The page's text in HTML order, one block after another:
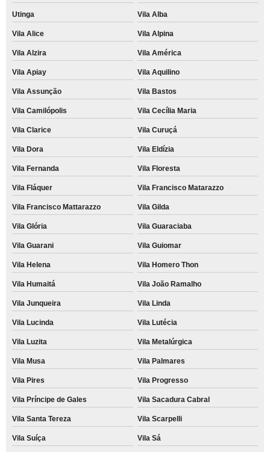
Utinga Vila Alba
Vila Alice Vila Alpina
Vila Alzira Vila América
Vila Apiay Vila Aquilino
Vila Assunção Vila Bastos
Vila Camilópolis Vila Cecília Maria
Vila Clarice Vila Curuçá
Vila Dora Vila Eldízia
Vila Fernanda Vila Floresta
Vila Fláquer Vila Francisco Matarazzo
Vila Francisco Mattarazzo Vila Gilda
Vila Glória Vila Guaraciaba
Vila Guarani Vila Guiomar
Vila Helena Vila Homero Thon
Vila Humaitá Vila João Ramalho
Vila Junqueira Vila Linda
Vila Lucinda Vila Lutécia
Vila Luzita Vila Metalúrgica
Vila Musa Vila Palmares
Vila Pires Vila Progresso
Vila Príncipe de Gales Vila Sacadura Cabral
Vila Santa Tereza Vila Scarpelli
Vila Suíça Vila Sá